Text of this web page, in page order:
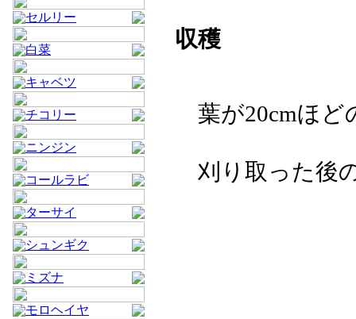
セルリー
白菜
キャベツ
チコリー
ニンジン
コールラビ
ターサイ
シュンギク
ミズナ
モロヘイヤ
収穫
葉が20cmほど
刈り取った後